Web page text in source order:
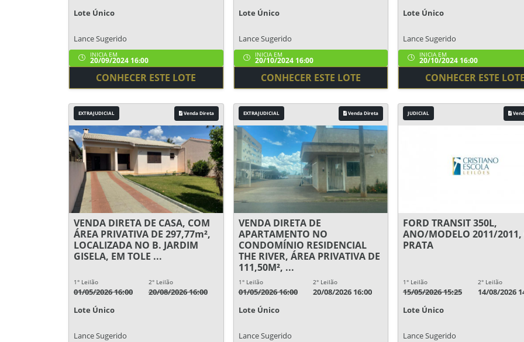
Lote Único
Lance Sugerido
INICIA EM
20/09/2024 16:00
CONHECER ESTE LOTE
Lote Único
Lance Sugerido
INICIA EM
20/10/2024 16:00
CONHECER ESTE LOTE
Lote Único
Lance Sugerido
INICIA EM
20/10/2024 16:00
CONHECER ESTE LOTE
EXTRAJUDICIAL Venda Direta
VENDA DIRETA DE CASA, COM
ÁREA PRIVATIVA DE 297,77m²,
LOCALIZADA NO B. JARDIM
GISELA, EM TOLE ...
1° Leilão
01/05/2026 16:00
2° Leilão
20/08/2026 16:00
Lote Único
Lance Sugerido
EXTRAJUDICIAL Venda Direta
VENDA DIRETA DE
APARTAMENTO NO
CONDOMÍNIO RESIDENCIAL
THE RIVER, ÁREA PRIVATIVA DE
111,50M², ...
1° Leilão
01/05/2026 16:00
2° Leilão
20/08/2026 16:00
Lote Único
Lance Sugerido
JUDICIAL
FORD TRANSIT 350L,
ANO/MODELO 2011/2011,
PRATA
1° Leilão
15/05/2026 15:25
2° Leilão
14/08/2026
Lote Único
Lance Sugerido